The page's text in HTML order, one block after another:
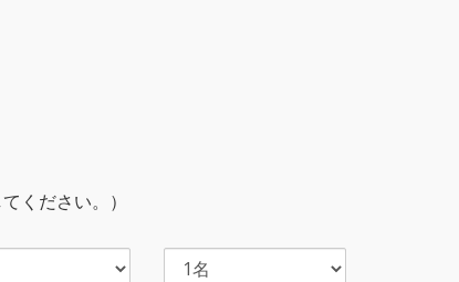
ください。）